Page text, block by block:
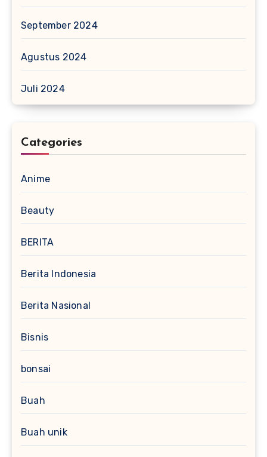
September 2024
Agustus 2024
Juli 2024
Categories
Anime
Beauty
BERITA
Berita Indonesia
Berita Nasional
Bisnis
bonsai
Buah
Buah unik